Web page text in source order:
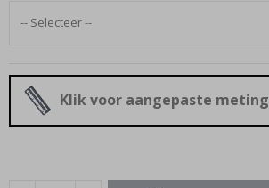
Klik voor aangepaste meting